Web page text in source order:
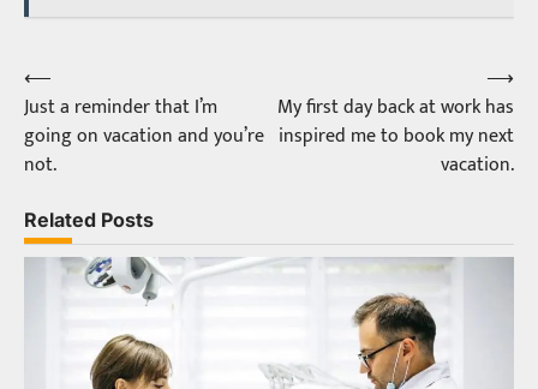
Post
navigation
⟵
Just a reminder that I’m
going on vacation and you’re
not.
My first day back at work has
inspired me to book my next
vacation.
⟶
Related Posts